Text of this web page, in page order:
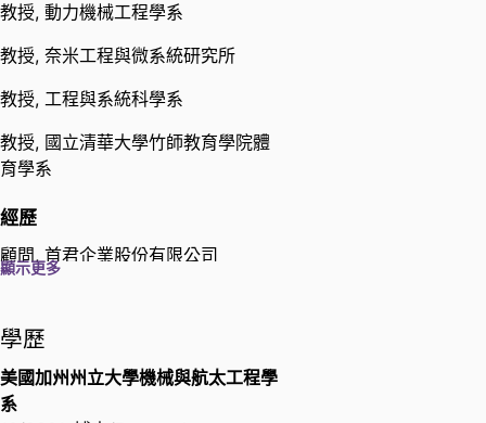
Electrowetting on Dielectric
(EWOD) system)
國立清華大學奈米工程與微系統研究
所,2019
論文競賽海報報告組第三名(參賽題
目：The Preparation,
Photothermal Tests of Oleic acid-
Coated Cubic Core/Shell
Structured Magnetic
國立清華大學奈米工程與微系統研究
所 ,2019
教授, 動力機械工程學系
教授, 奈米工程與微系統研究所
教授, 工程與系統科學系
教授, 國立清華大學竹師教育學院體
育學系
經歷
顧問,首君企業股份有限公司
研究助理,
顧問,
械與航太工程學系
研究助理,
顯示更多
學歷
美國加州州立大學機械與航太工程學
系